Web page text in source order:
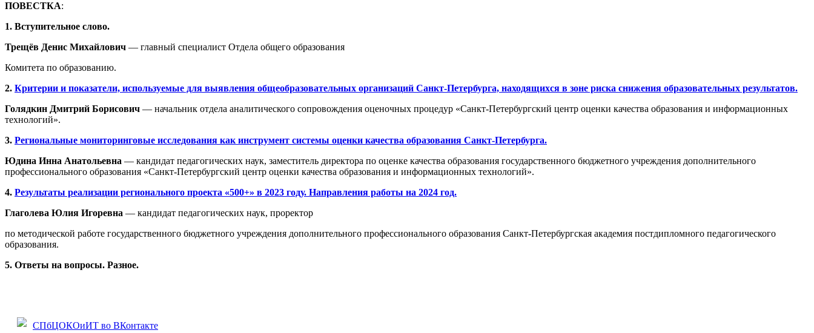
ПОВЕСТКА:
1. Вступительное слово.
Трещёв Денис Михайлович — главный специалист Отдела общего образования
Комитета по образованию.
2. Критерии и показатели, используемые для выявления общеобразовательных организаций Санкт-Петербурга, находящихся в зоне риска снижения образовательных результатов.
Голядкин Дмитрий Борисович — начальник отдела аналитического сопровождения оценочных процедур «Санкт-Петербургский центр оценки качества образования и информационных
технологий».
3. Региональные мониторинговые исследования как инструмент системы оценки качества образования Санкт-Петербурга.
Юдина Инна Анатольевна — кандидат педагогических наук, заместитель директора по оценке качества образования государственного бюджетного учреждения дополнительного
профессионального образования «Санкт-Петербургский центр оценки качества образования и информационных технологий».
4. Результаты реализации регионального проекта «500+» в 2023 году. Направления работы на 2024 год.
Глаголева Юлия Игоревна — кандидат педагогических наук, проректор
по методической работе государственного бюджетного учреждения дополнительного профессионального образования Санкт-Петербургская академия постдипломного педагогического
образования.
5. Ответы на вопросы. Разное.
СПбЦОКОиИТ во ВКонтакте